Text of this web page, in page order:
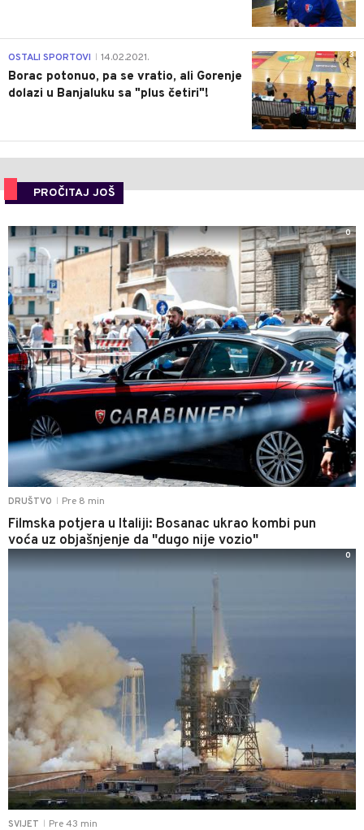
3
OSTALI SPORTOVI 14.02.2021.
Borac potonuo, pa se vratio, ali Gorenje
dolazi u Banjaluku sa "plus četiri"!
PROČITAJ JOŠ
DRUŠTVO Pre 8 min
Filmska potjera u Italiji: Bosanac ukrao kombi pun
voća uz objašnjenje da "dugo nije vozio"
0
SVIJET Pre 43 min
0